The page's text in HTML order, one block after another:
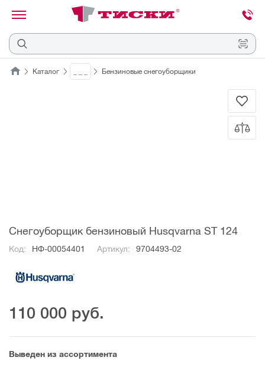
Отмена
Каталог Бензиновые снегоуборщики
Снегоуборщик бензиновый Husqvarna ST 124
Код: НФ-00054401 Артикул: 9704493-02
110 000 руб.
Выведен из ассортимента